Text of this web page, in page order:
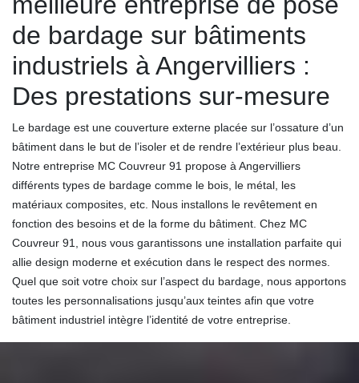
de bardage sur bâtiments
industriels à Angervilliers :
Des prestations sur-mesure
Le bardage est une couverture externe placée sur l’ossature d’un
bâtiment dans le but de l’isoler et de rendre l’extérieur plus beau.
Notre entreprise MC Couvreur 91 propose à Angervilliers
différents types de bardage comme le bois, le métal, les
matériaux composites, etc. Nous installons le revêtement en
fonction des besoins et de la forme du bâtiment. Chez MC
Couvreur 91, nous vous garantissons une installation parfaite qui
allie design moderne et exécution dans le respect des normes.
Quel que soit votre choix sur l’aspect du bardage, nous apportons
toutes les personnalisations jusqu’aux teintes afin que votre
bâtiment industriel intègre l’identité de votre entreprise.